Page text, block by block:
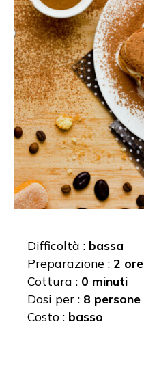
Difficoltà : bassa
Preparazione : 2 ore
Cottura : 0 minuti
Dosi per : 8 persone
Costo : basso